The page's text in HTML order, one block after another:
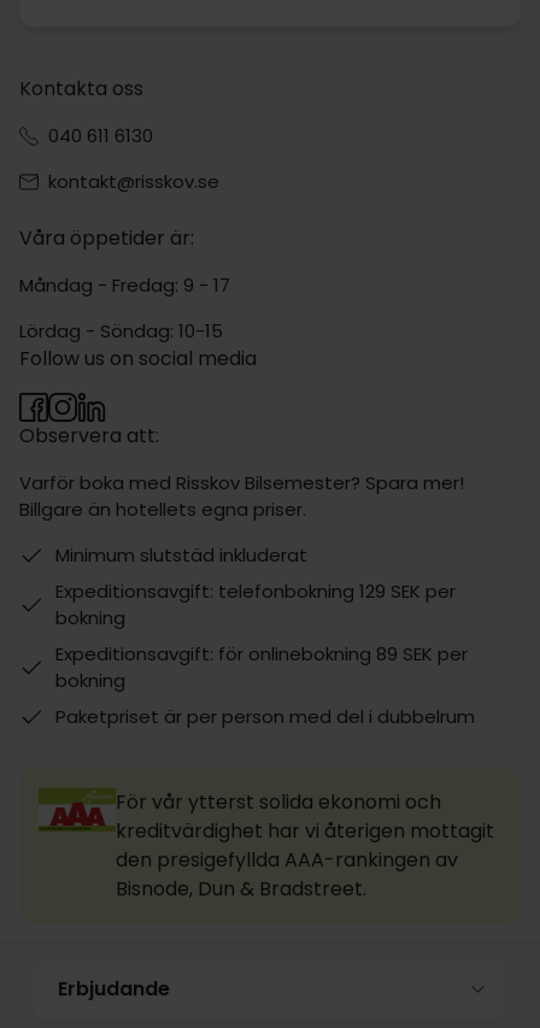
Kontakta oss
040 611 6130
kontakt@risskov.se
Våra öppetider är:
Måndag - Fredag: 9 - 17
Lördag - Söndag: 10-15
Observera att:
Varför boka med Risskov Bilsemester? Spara mer!
Billgare än hotellets egna priser.
Minimum slutstäd inkluderat
Expeditionsavgift: telefonbokning 129 SEK per
bokning
Expeditionsavgift: för onlinebokning 89 SEK per
bokning
Paketpriset är per person med del i dubbelrum
Follow us on social media
För vår ytterst solida ekonomi och
kreditvärdighet har vi återigen mottagit
den presigefyllda AAA-rankingen av
Bisnode, Dun & Bradstreet.
Erbjudande